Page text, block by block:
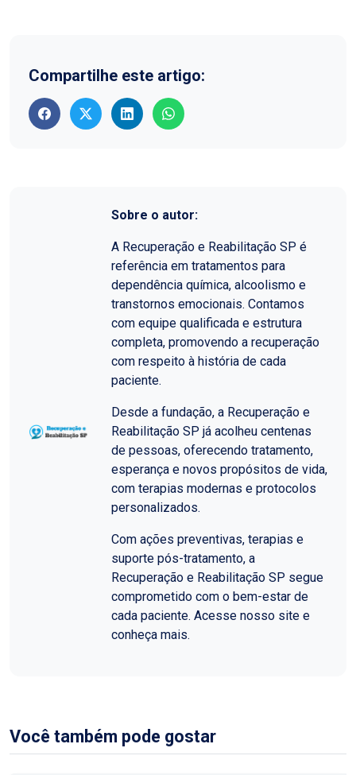
Compartilhe este artigo:
Sobre o autor:
A Recuperação e Reabilitação SP é
referência em tratamentos para
dependência química, alcoolismo e
transtornos emocionais. Contamos
com equipe qualificada e estrutura
completa, promovendo a recuperação
com respeito à história de cada
paciente.
Desde a fundação, a Recuperação e
Reabilitação SP já acolheu centenas
de pessoas, oferecendo tratamento,
esperança e novos propósitos de vida,
com terapias modernas e protocolos
personalizados.
Com ações preventivas, terapias e
suporte pós-tratamento, a
Recuperação e Reabilitação SP segue
comprometido com o bem-estar de
cada paciente. Acesse nosso site e
conheça mais.
Você também pode gostar